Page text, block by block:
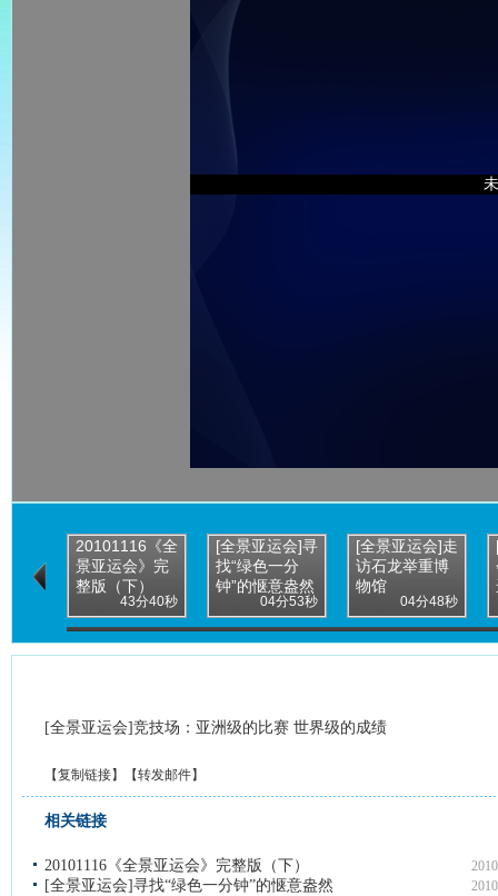
20101116《全
景亚运会》完
整版（下）
43分40秒
[全景亚运会]寻
找“绿色一分
钟”的惬意盎然
04分53秒
[全景亚运会]走
访石龙举重博
物馆
04分48秒
[全景亚运会]竞技场：亚洲级的比赛 世界级的成绩
【复制链接】【转发邮件】
相关链接
20101116《全景亚运会》完整版（下）
[全景亚运会]寻找“绿色一分钟”的惬意盎然